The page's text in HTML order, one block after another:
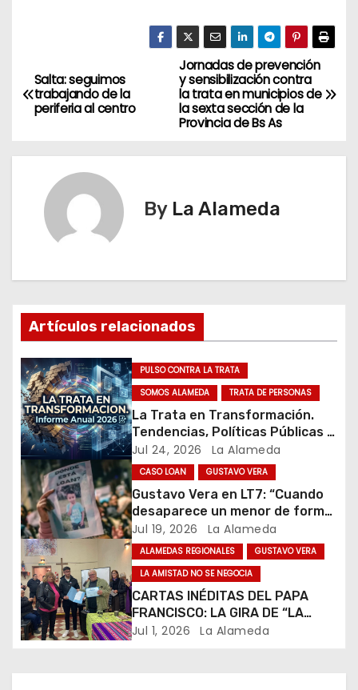
N
a
c
i
ó
n
d
e
e
n
t
r
a
d
Jornadas de prevención
y sensibilización contra
la trata en municipios de
la sexta sección de la
Provincia de Bs As
Salta: seguimos
trabajando de la
periferia al centro
By La Alameda
Artículos relacionados
PULSO CONTRA LA TRATA
SOMOS ALAMEDA
TRATA DE PERSONAS
La Trata en Transformación.
Tendencias, Políticas Públicas y
Nuevos Desafíos. Argentina y el
Mundo – Julio 2026
Jul 24, 2026 La Alameda
CASO LOAN GUSTAVO VERA
Gustavo Vera en LT7: “Cuando
desaparece un menor de forma
forzada, la peor hipótesis es
trata, y así debe seguir
caratulado el caso Loan”
Jul 19, 2026 La Alameda
ALAMEDAS REGIONALES
GUSTAVO VERA
LA AMISTAD NO SE NEGOCIA
CARTAS INÉDITAS DEL PAPA
FRANCISCO: LA GIRA DE “LA
AMISTAD NO SE NEGOCIA” YA
Jul 1, 2026 La Alameda